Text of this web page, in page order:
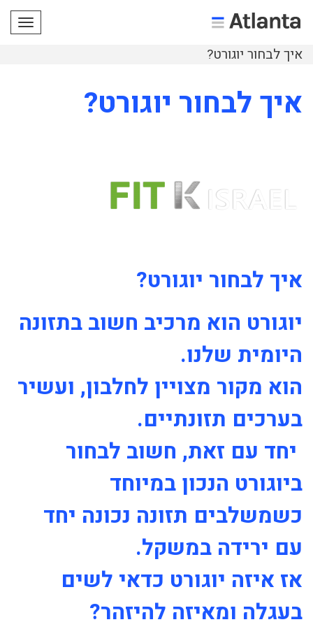
איך לבחור יוגורט?
איך לבחור יוגורט?
איך לבחור יוגורט?
יוגורט הוא מרכיב חשוב בתזונה
היומית שלנו.
הוא מקור מצויין לחלבון, ועשיר
בערכים תזונתיים.
יחד עם זאת, חשוב לבחור
ביוגורט הנכון במיוחד
כשמשלבים תזונה נכונה יחד
עם ירידה במשקל.
אז איזה יוגורט כדאי לשים
בעגלה ומאיזה להיזהר?